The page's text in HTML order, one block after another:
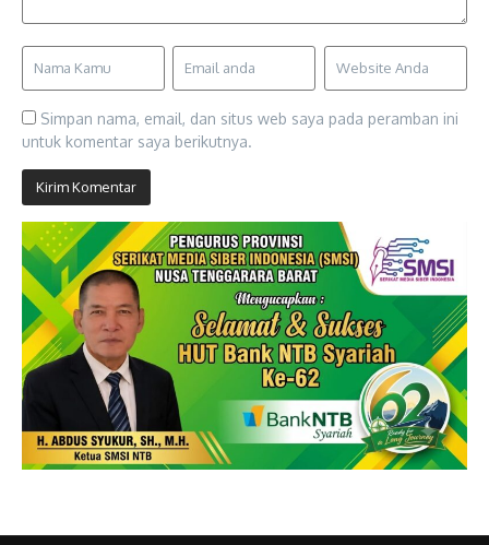
Simpan nama, email, dan situs web saya pada peramban ini
untuk komentar saya berikutnya.